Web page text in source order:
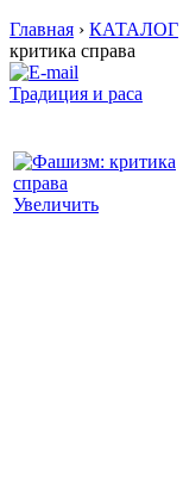
Главная › КАТАЛОГ
критика справа
Традиция и раса
Увеличить